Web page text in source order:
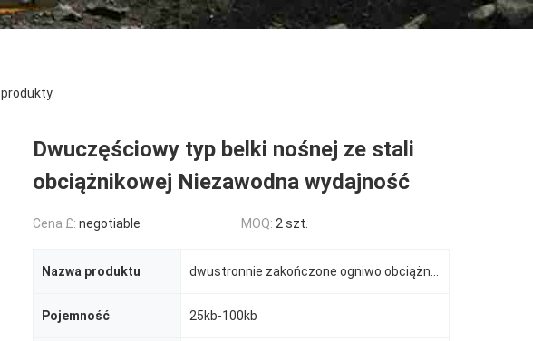
produkty.
Dwuczęściowy typ belki nośnej ze stali
obciążnikowej Niezawodna wydajność
Cena £: negotiable MOQ: 2 szt.
Nazwa produktu
Pojemność 25kb-100kb